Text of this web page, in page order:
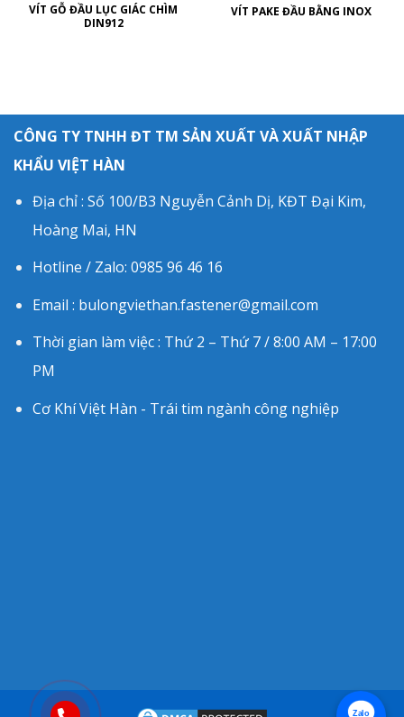
VÍT GỖ ĐẦU LỤC GIÁC CHÌM
DIN912
VÍT PAKE ĐẦU BẰNG INOX
CÔNG TY TNHH ĐT TM SẢN XUẤT VÀ XUẤT NHẬP
KHẨU VIỆT HÀN
Địa chỉ : Số 100/B3 Nguyễn Cảnh Dị, KĐT Đại Kim,
Hoàng Mai, HN
Hotline / Zalo: 0985 96 46 16
Email : bulongviethan.fastener@gmail.com
Thời gian làm việc : Thứ 2 – Thứ 7 / 8:00 AM – 17:00
PM
Cơ Khí Việt Hàn - Trái tim ngành công nghiệp
Zalo